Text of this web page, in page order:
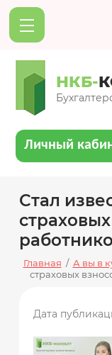
НКБ-
Личный
Стал
Главная / А вы в
страховых
Дата